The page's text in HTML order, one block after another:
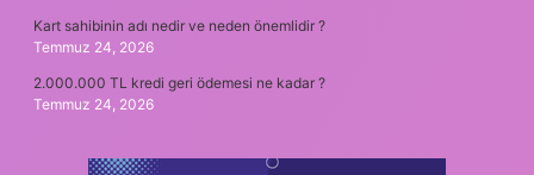
Kart sahibinin adı nedir ve neden önemlidir ?
Temmuz 24, 2026
2.000.000 TL kredi geri ödemesi ne kadar ?
Temmuz 24, 2026